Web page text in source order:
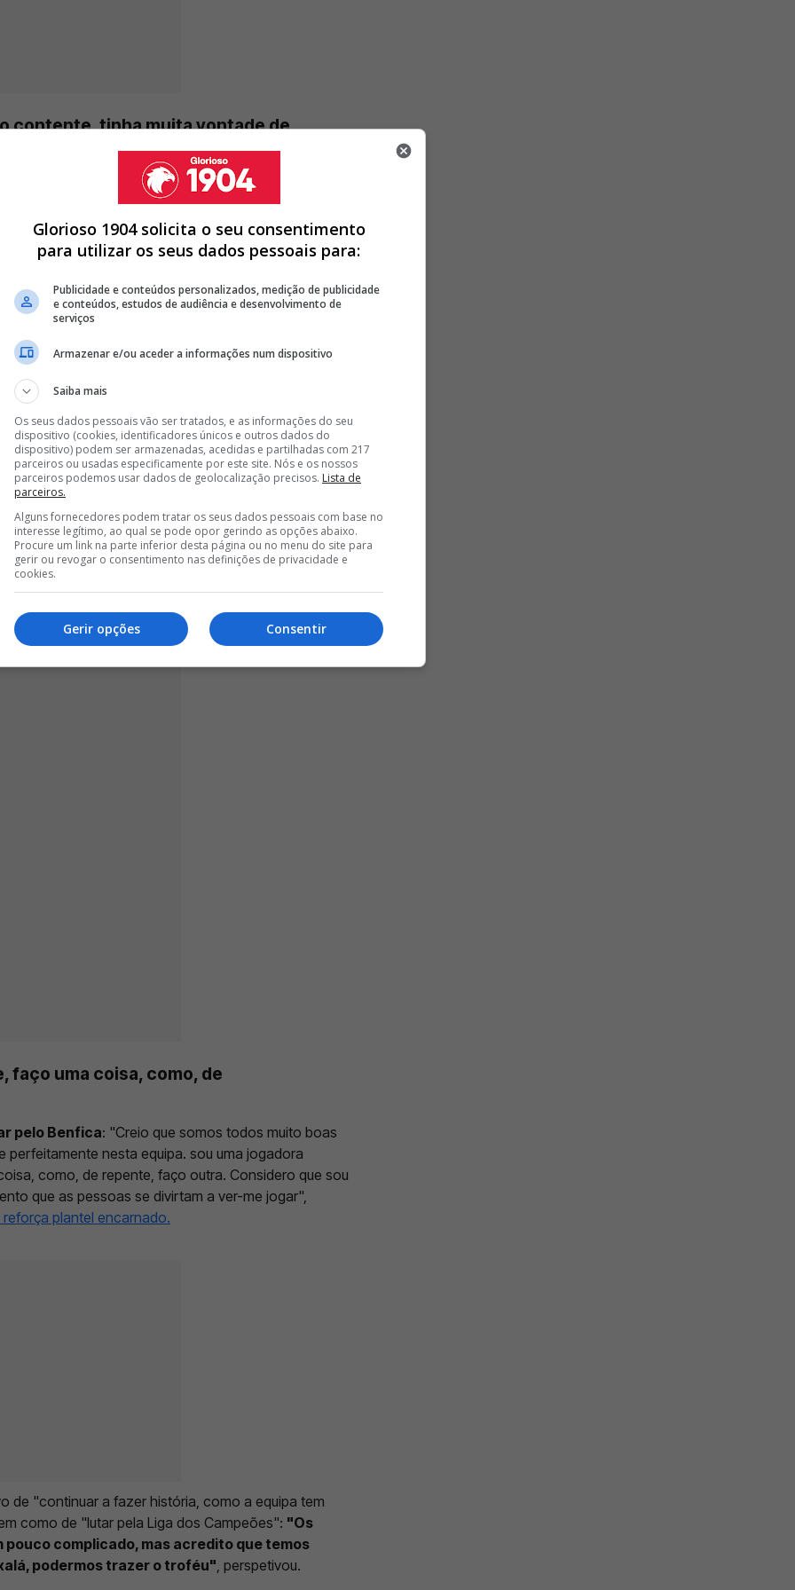
contente, tinha muita vontade de
DE FORMA ÉPICA; ÁGUIAS ESTIVERAM E PERDER 3-1 E
AOS 24 ANOS E RUMA AO LÍDER DA LIGA ESPANHOLA
E GARANTE PRIMEIRO TROFÉU DA TEMPORADA (VÍDEO)
< >
de vir jogar para aqui.
ambição está intacta. Desfrutei muito de jogar em
ganhar e a desfrutar em Portugal", expressou a
do Clube.
faço uma coisa, como, de
pelo Benfica: "Creio que somos todos muito boas
perfeitamente nesta equipa. sou uma jogadora
como, de repente, faço outra. Considero que sou
que as pessoas se divirtam a ver-me jogar",
plantel encarnado.
de "continuar a fazer história, como a equipa tem
como de "lutar pela Liga dos Campeões": "Os
pouco complicado, mas acredito que temos
podermos trazer o troféu" , perspetivou.
Glorioso 1904 solicita o seu consentimento
para utilizar os seus dados pessoais para:
Publicidade e conteúdos personalizados, medição de publicidade
e conteúdos, estudos de audiência e desenvolvimento de
serviços
Armazenar e/ou aceder a informações num dispositivo
Saiba mais
Os seus dados pessoais vão ser tratados, e as informações do seu
dispositivo (cookies, identificadores únicos e outros dados do
dispositivo) podem ser armazenadas, acedidas e partilhadas com 217
parceiros ou usadas especificamente por este site. Nós e os nossos
parceiros podemos usar dados de geolocalização precisos. Lista de
parceiros.
Alguns fornecedores podem tratar os seus dados pessoais com base no
interesse legítimo, ao qual se pode opor gerindo as opções abaixo.
Procure um link na parte inferior desta página ou no menu do site para
gerir ou revogar o consentimento nas definições de privacidade e
cookies.
Consentir
Gerir opções